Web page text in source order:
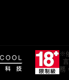
※
務